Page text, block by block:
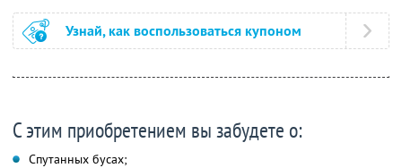
Узнай, как воспользоваться купоном
С этим приобретением вы забудете о:
Спутанных бусах;